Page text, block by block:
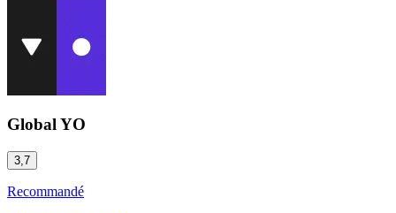
Global YO
3,7
Recommandé